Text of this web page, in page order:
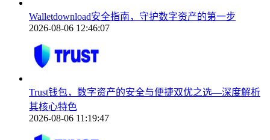
Walletdownload安全指南，守护数字资产的第一步
2026-08-06 12:46:07
Trust钱包，数字资产的安全与便捷双优之选—深度解析
其核心特色
2026-08-06 11:19:47